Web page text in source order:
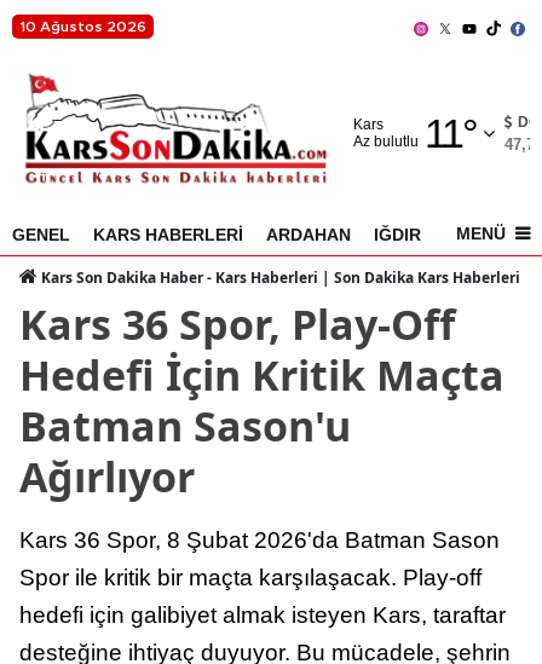
10 Ağustos 2026
Kars
Az bulutlu 11°
Adıyaman
Ağrı
Amasya
Ankara
Antalya
Bilecik
Bingöl
GENEL KARS HABERLERİ ARDAHAN IĞDIR AKYAKA
MENÜ
Kars Son Dakika Haber - Kars Haberleri | Son Dakika Kars Haberleri
Kars 36 Spor, Play-Off
Hedefi İçin Kritik Maçta
Batman Sason'u
Ağırlıyor
Kars 36 Spor, 8 Şubat 2026'da Batman Sason
Spor ile kritik bir maçta karşılaşacak. Play-off
hedefi için galibiyet almak isteyen Kars, taraftar
desteğine ihtiyaç duyuyor. Bu mücadele, şehrin